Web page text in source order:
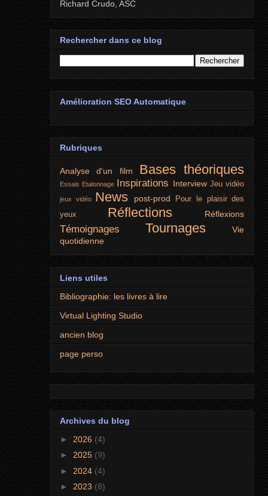
Richard Crudo, ASC
Rechercher dans ce blog
Amélioration SEO Automatique
Rubriques
Analyse d'un film Bases théoriques
Essais Etalonnage Inspirations Interview Jeu vidéo
jeux vidéo News post-prod
Pour le plaisir des
yeux
Réflections Réflexions
Témoignages Tournages
Vie
quotidienne
Liens utiles
Bibliographie: les livres à lire
Virtual Lighting Studio
ancien blog
page perso
Archives du blog
► 2026 (4)
► 2025 (9)
► 2024 (4)
► 2023 (8)